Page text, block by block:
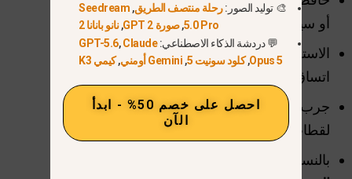
أو سيناريو.
الاستخدام صور مرجعية عالية الجودةلتحسين
اتساق المخرجات.
جرب
طول الاندفاع
لقطات.
بالنسبة للتسلسلات الديناميكية، قم بوصف
🎨 توليد الصور:رحلة منتصف الطريق,
Seedream
5.0 Pro
,صورة GPT 2 ,نانو بانانا 2
💬 دردشة الذكاء الاصطناعي:
GPT-5.6,Claude
Opus 5
,كلود سونيت 5 , Gemini أومني ,كيمي K3
احصل على خصم 50% - ابدأ
الآن